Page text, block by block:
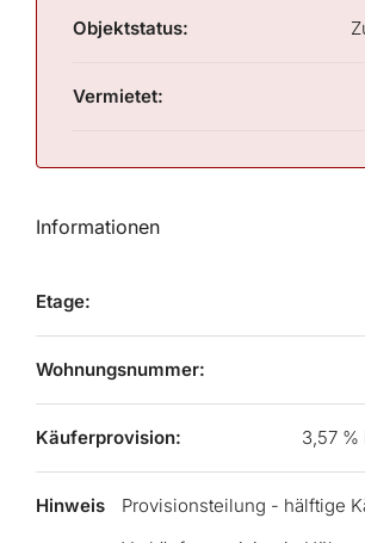
Objektstatus:
Vermietet:
Informationen
Etage:
Wohnungsnummer:
Käuferprovision: 3,57 %
Hinweis
Provisionsteilung - hälftige